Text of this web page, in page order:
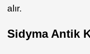
alır. ​
Sidyma Antik